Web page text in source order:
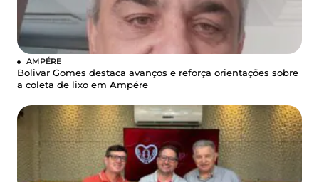
AMPÉRE
Bolivar Gomes destaca avanços e reforça orientações sobre
a coleta de lixo em Ampére